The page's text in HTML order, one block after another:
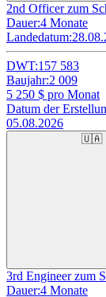
2nd Officer zum
Dauer:4 Monate
Landedatum:
DWT:157 583
Baujahr:2 009
5 250 $ pro Monat
Datum der
05.08.2026
🇺🇦
3rd Engineer zum
Dauer:4 Monate